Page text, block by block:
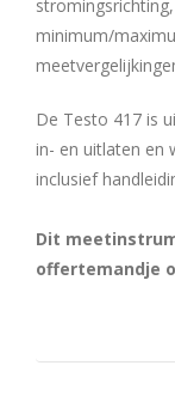
minimum/
De Testo 417 is
in- en uitlaten en
inclusief
Dit
offertemandje